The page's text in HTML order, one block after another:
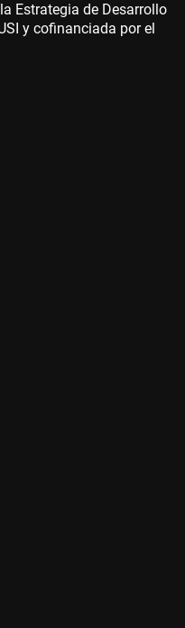
Estrategia de Desarrollo
y cofinanciada por el